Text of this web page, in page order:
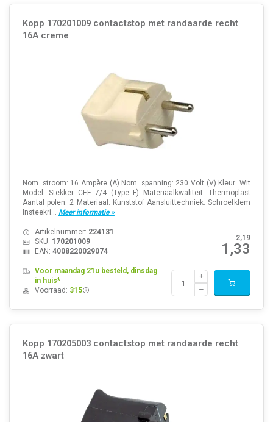
Kopp 170201009 contactstop met randaarde recht
16A creme
Nom. stroom: 16 Ampère (A) Nom. spanning: 230 Volt (V) Kleur: Wit
Model: Stekker CEE 7/4 (Type F) Materiaalkwaliteit: Thermoplast
Aantal polen: 2 Materiaal: Kunststof Aansluittechniek: Schroefklem
Insteekri... Meer informatie »
2,19
1,33
Artikelnummer: 224131
SKU: 170201009
EAN: 4008220029074
Voor maandag 21u besteld, dinsdag
in huis*
Voorraad: 315
Kopp 170205003 contactstop met randaarde recht
16A zwart